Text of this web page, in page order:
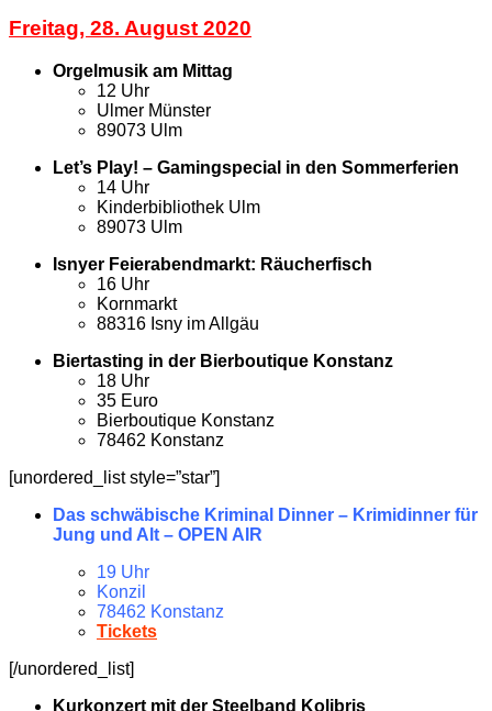
Freitag, 28. August 2020
Orgelmusik am Mittag
12 Uhr
Ulmer Münster
89073 Ulm
Let’s Play! – Gamingspecial in den Sommerferien
14 Uhr
Kinderbibliothek Ulm
89073 Ulm
Isnyer Feierabendmarkt: Räucherfisch
16 Uhr
Kornmarkt
88316 Isny im Allgäu
Biertasting in der Bierboutique Konstanz
18 Uhr
35 Euro
Bierboutique Konstanz
78462 Konstanz
[unordered_list style=”star”]
Das schwäbische Kriminal Dinner – Krimidinner für
Jung und Alt – OPEN AIR
19 Uhr
Konzil
78462 Konstanz
Tickets
[/unordered_list]
Kurkonzert mit der Steelband Kolibris